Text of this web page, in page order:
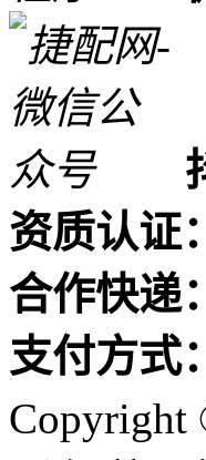
资质认证：
合作快递：
支付方式：
Copyright